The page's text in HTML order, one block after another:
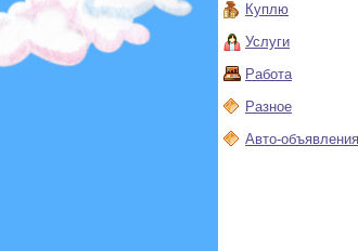
Куплю
Услуги
Работа
Разное
Авто-объявления